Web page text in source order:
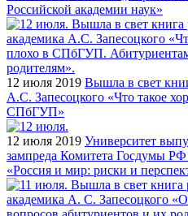
Российской академии наук»
12 июля 2019 Вышла в свет
А.С. Запесоцкого «Что такое
СПбГУП»
12 июля 2019 Университет
зампреда Комитета Госдумы
«Россия и мир: риски и